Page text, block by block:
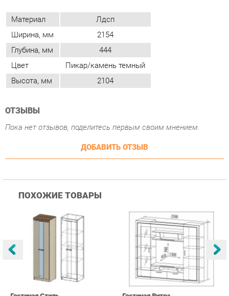
Высота, мм
2104
ОТЗЫВЫ
Пока нет отзывов, поделитесь первым своим мнением.
ДОБАВИТЬ ОТЗЫВ
ПОХОЖИЕ ТОВАРЫ
Атлантида-2 Венге-дуб
Белфорд
25 223 ₽ Купить
Гостиная Витра
Симфония 7.10
55 482 ₽
info@bedroom-ekb.ru +7 (903) 000-00-00